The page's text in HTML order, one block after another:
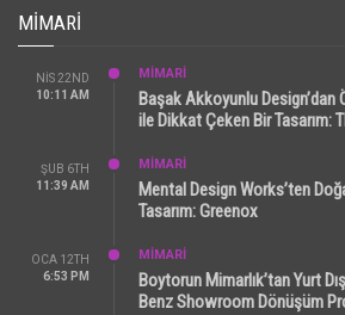
MIMARI
NIS 22ND
10:11 AM
MİMARİ
Başak Akkoyunlu Design’dan
ile Dikkat Çeken Bir Tasarım:
ŞUB 6TH
11:39 AM
MİMARİ
Mental Design Works’ten
Tasarım: Greenox
OCA 12TH
6:53 PM
MİMARİ
Boytorun Mimarlık’tan Yurt
Benz Showroom Dönüşüm